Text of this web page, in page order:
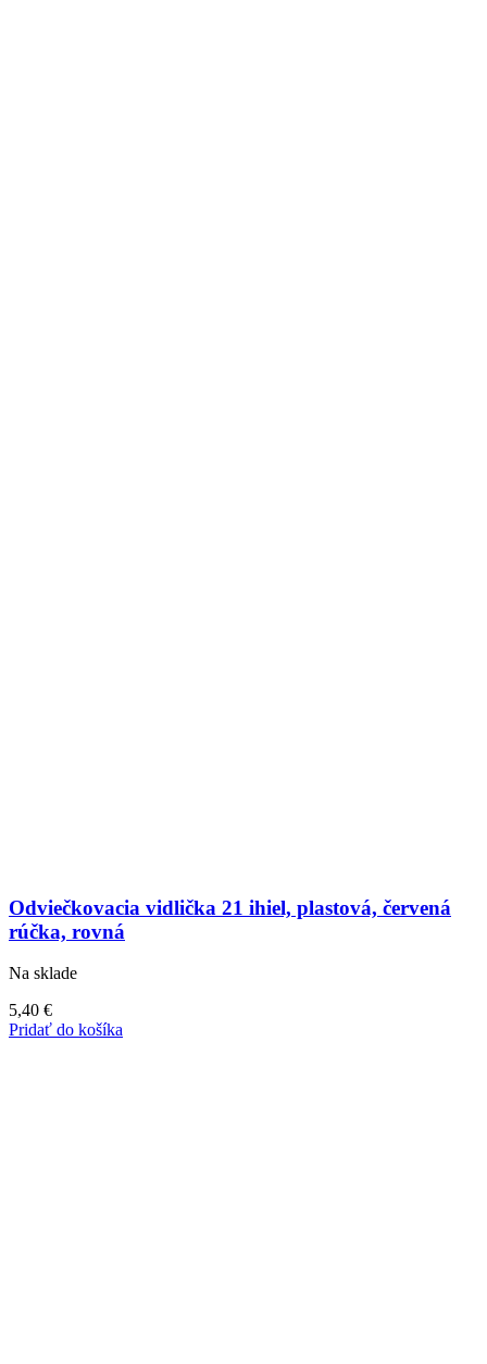
Odviečkovacia vidlička 21 ihiel, plastová, červená
rúčka, rovná
Na sklade
5,40 €
Pridať do košíka